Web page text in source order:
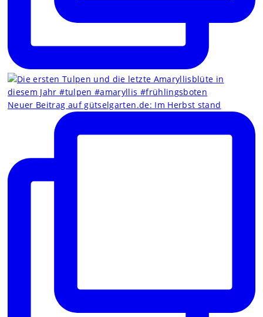
Neuer Beitrag auf gütselgarten.de: Im Herbst stand